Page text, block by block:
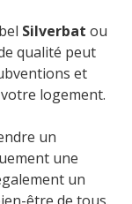
Silverbat ou
qualité peut
et
logement.
un
une
un